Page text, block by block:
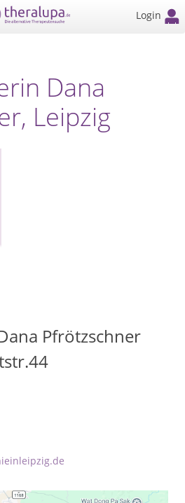
Login
Dana
Leipzig
Pfrötzschner